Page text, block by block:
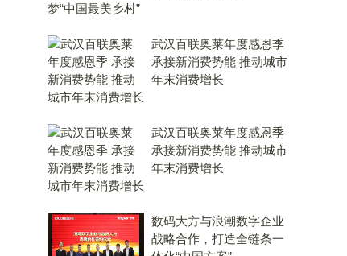
武汉百联奥莱年度感恩季
承接新消费势能 推动城市
年末消费增长
武汉百联奥莱年度感恩季
承接新消费势能 推动城市
年末消费增长
数码大方与浪潮数字企业
战略合作，打造全链条一